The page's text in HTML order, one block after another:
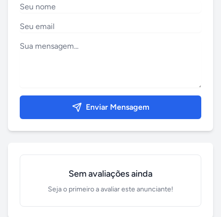
Enviar Mensagem
Sem avaliações ainda
Seja o primeiro a avaliar este anunciante!